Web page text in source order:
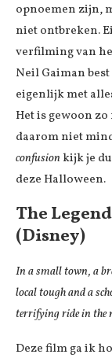
opnoemen zijn,
niet ontbreken.
verfilming van
Neil Gaiman
eigenlijk met
Het is gewoon
daarom niet
confusion kijk je
deze Halloween.
The
(Disney)
In a small town, a
local tough and a
terrifying ride in the
Deze film ga ik